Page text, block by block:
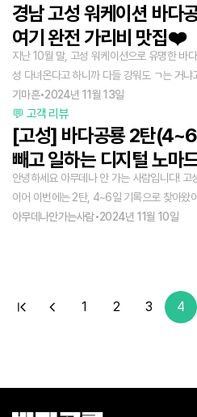
션 패키지 후기 알려드릴게요 :)
경남 고성 워케이션 바다
여기 완전 가리비 맛집❤️
지난 10월 말, 고성 워케이션으로 유명한 바
성 다녀온다고 하니까 다들 강워도 ㄱ는 거
까 다들 어리둥절 ㅎㅎ “한국에 고성이 또 있
지역에 ‘고성’이 또 있다구요! 특히, 고성에는
청 유명해진 ‘바다공룡’이라는 워케이션 프로
기마흔•2024년 11월 13일
💬 고객 리뷰
[고성] 바다공룡 2탄
빼고 일하는 디지털 노마
하다, 고성 로컬 분위기와
이션
안녕하세요 아무데나 안 가는 사람입니다! 고
이어 이번에는 2탄, 4~6일 기록으로 찾아왔
동안 너무 잘 먹었더니 땡땡해진 얼굴로 반갑
아무데나안가는사람•2024년 11월 10일
1 2 3 4